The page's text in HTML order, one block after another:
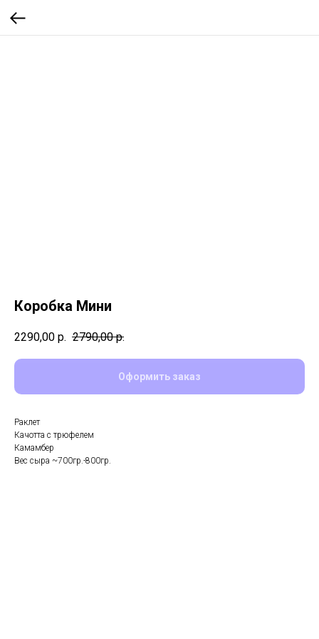
Коробка Мини
2290,00 р. 2790,00 р.
Оформить заказ
Раклет
Качотта с трюфелем
Камамбер
Вес сыра ~700гр.-800гр.